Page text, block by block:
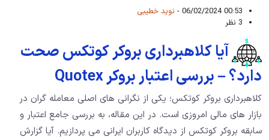
00:53 06/02/2024 -
نوید خطیبی
3 نظر
آیا کلاهبرداری بروکر کوتکس صحت
دارد؟ – بررسی اعتبار بروکر Quotex
کلاهبرداری بروکر کوتکس؛ یکی از نگرانی های اصلی معامله گران در
بازار های مالی امروزی است. در این مقاله، به بررسی جامع اعتبار و
سابقه بروکر کوتکس از دیدگاه کاربران ایرانی می پردازیم. آیا گزارش